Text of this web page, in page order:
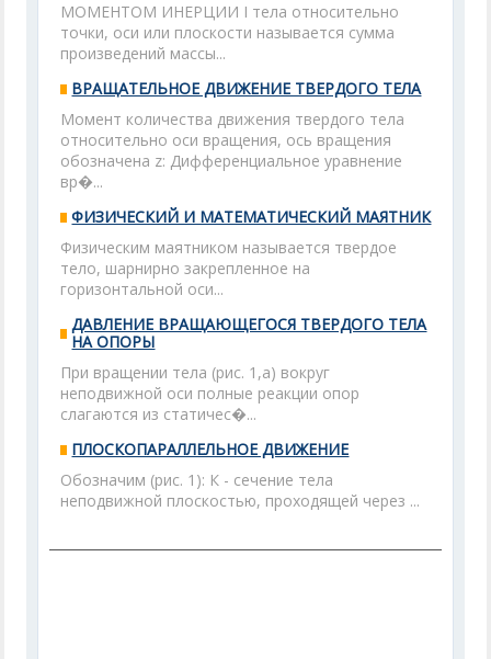
МОМЕНТОМ ИНЕРЦИИ I тела относительно
точки, оси или плоскости называется сумма
произведений массы...
ВРАЩАТЕЛЬНОЕ ДВИЖЕНИЕ ТВЕРДОГО ТЕЛА
Момент количества движения твердого тела
относительно оси вращения, oсь вращения
обозначена z: Дифференциальное уравнение
вр�...
ФИЗИЧЕСКИЙ И МАТЕМАТИЧЕСКИЙ МАЯТНИК
Физическим маятником называется твердое
тело, шарнирно закрепленное на
горизонтальной оси...
ДАВЛЕНИЕ ВРАЩАЮЩЕГОСЯ ТВЕРДОГО ТЕЛА
НА ОПОРЫ
При вращении тела (рис. 1,а) вокруг
неподвижной оси полные реакции опор
слагаются из статичес�...
ПЛОСКОПАРАЛЛЕЛЬНОЕ ДВИЖЕНИЕ
Обозначим (рис. 1): К - сечение тела
неподвижной плоскостью, проходящей через ...